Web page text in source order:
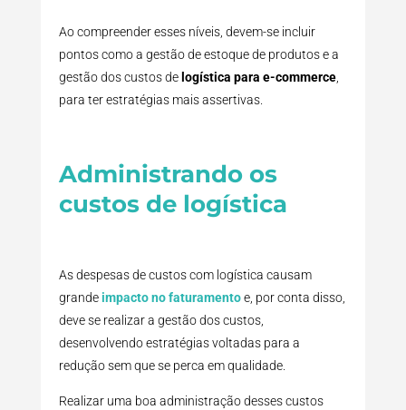
Ao compreender esses níveis, devem-se incluir
pontos como a gestão de estoque de produtos e a
gestão dos custos de logística para e-commerce,
para ter estratégias mais assertivas.
Administrando os
custos de logística
As despesas de custos com logística causam
grandeimpacto no faturamentoe, por conta disso,
deve se realizar a gestão dos custos,
desenvolvendo estratégias voltadas para a
redução sem que se perca em qualidade.
Realizar uma boa administração desses custos